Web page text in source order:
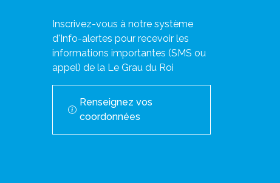
Inscrivez-vous à notre système
d'Info-alertes pour recevoir les
informations importantes (SMS ou
appel) de la Le Grau du Roi
Renseignez vos
coordonnées